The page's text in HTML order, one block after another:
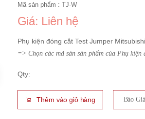
Mã sản phẩm : TJ-W
Giá: Liên hệ
Phụ kiện đóng cắt Test Jumper
=> Chọn các mã sản sản phẩm của Phụ kiện
Qty:
Thêm vào giỏ hàng Báo Giá